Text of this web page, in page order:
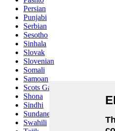
Persian
Punjabi
Serbian
Sesotho
Sinhala
Slovak
Slovenian
Somali
Samoan
Scots Gaelic
Shona
Sindhi
Sundanese
Swahili